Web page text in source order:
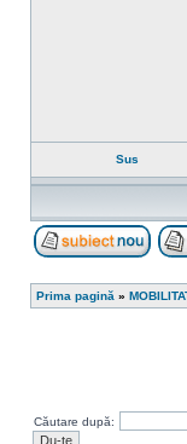
Sus
Prima pagină »
Căutare după: